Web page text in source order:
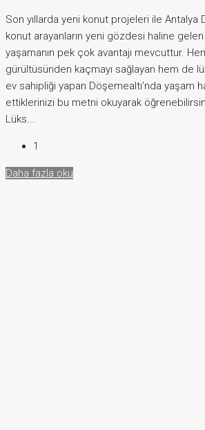
Son yıllarda yeni konut projeleri ile Antalya
konut arayanların yeni gözdesi haline gelen
yaşamanın pek çok avantajı mevcuttur.
gürültüsünden kaçmayı sağlayan hem de
ev sahipliği yapan Döşemealtı’nda yaşam
ettiklerinizi bu metni okuyarak
Lüks...
1
Daha fazla oku